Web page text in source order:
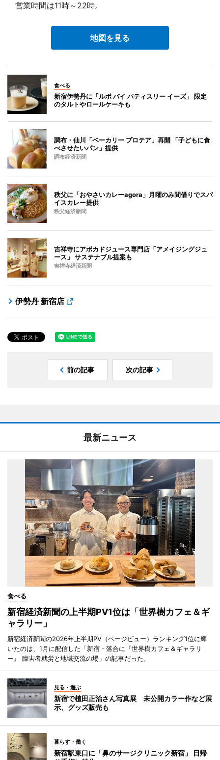
営業時間は11時～22時。
地図を見る
食べる
新宿伊勢丹に「ルポ バイ パティスリー イーズ」 限定
のタルトやロールケーキも
調布・仙川「ベーカリー プロテア」再開 「子どもに食
べさせたいパン」提供
調布経済新聞
秩父に「おやさいカレーagora」月曜のみ間借りでスパ
イスカレー提供
秩父経済新聞
吉祥寺にアボカドジュース専門店「アメイジングジュ
ース」 サステナブル提案も
吉祥寺経済新聞
伊勢丹 新宿店
前の記事 次の記事
最新ニュース
食べる
新宿経済新聞の上半期PV1位は「世界樹カフェ＆ギ
ャラリー」
新宿経済新聞の2026年上半期PV（ページビュー）ランキング1位に輝
いたのは、1月に配信した「新宿・落合に『世界樹カフェ＆ギャラリ
ー』 障害者就労と地域交流の場」の記事だった。
見る・遊ぶ
新宿で植田正治さん写真展 未公開カラー作など展
示、グッズ販売も
暮らす・働く
新宿駅東口に「鼻のサージクリニック新宿」 日帰